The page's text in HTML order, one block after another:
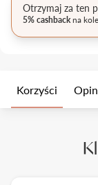
Otrzymaj za ten
5% cashbackna
Korzyści